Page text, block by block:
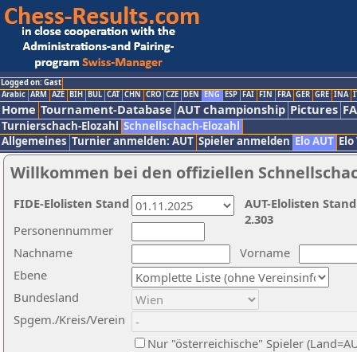
Logged on: Gast
Arabic ARM AZE BIH BUL CAT CHN CRO CZE DEN ENG ESP FAI FIN FRA GER GRE INA
Home Tournament-Database AUT championship Pictures
Turnierschach-Elozahl Schnellschach-Elozahl
Allgemeines Turnier anmelden: AUT Spieler anmelden Elo AUT
Willkommen bei den offiziellen
Nachname
Vorname
Ebene
Personennummer
Bundesland
Spgem./Kreis/Verein
Nur "österreichische" Spieler
AUT-Elolisten
2.303
FIDE-Elolisten Stand